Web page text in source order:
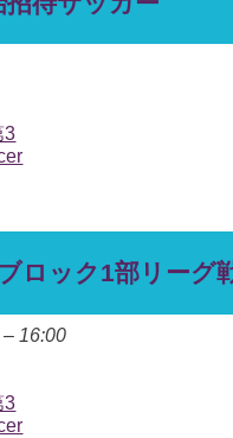
3
ロック1部リーグ
– 16:00
3